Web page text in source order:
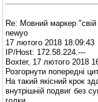
Re: Мовний маркер
newyo
17 лютого 2018 18:09:43
IP/Host: 172.58.224.---
Boxter, 17 лютого 2018
Розгорнути попередні
На такий якісний крок
внутрішній подвиг без